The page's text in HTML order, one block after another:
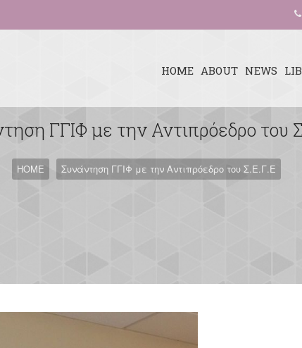
HOME ABOUT NEWS
ΓΓΙΦ με την Αντιπρόεδρο του
HOME Συνάντηση ΓΓΙΦ με την Αντιπρόεδρο του Σ.Ε.Γ.Ε